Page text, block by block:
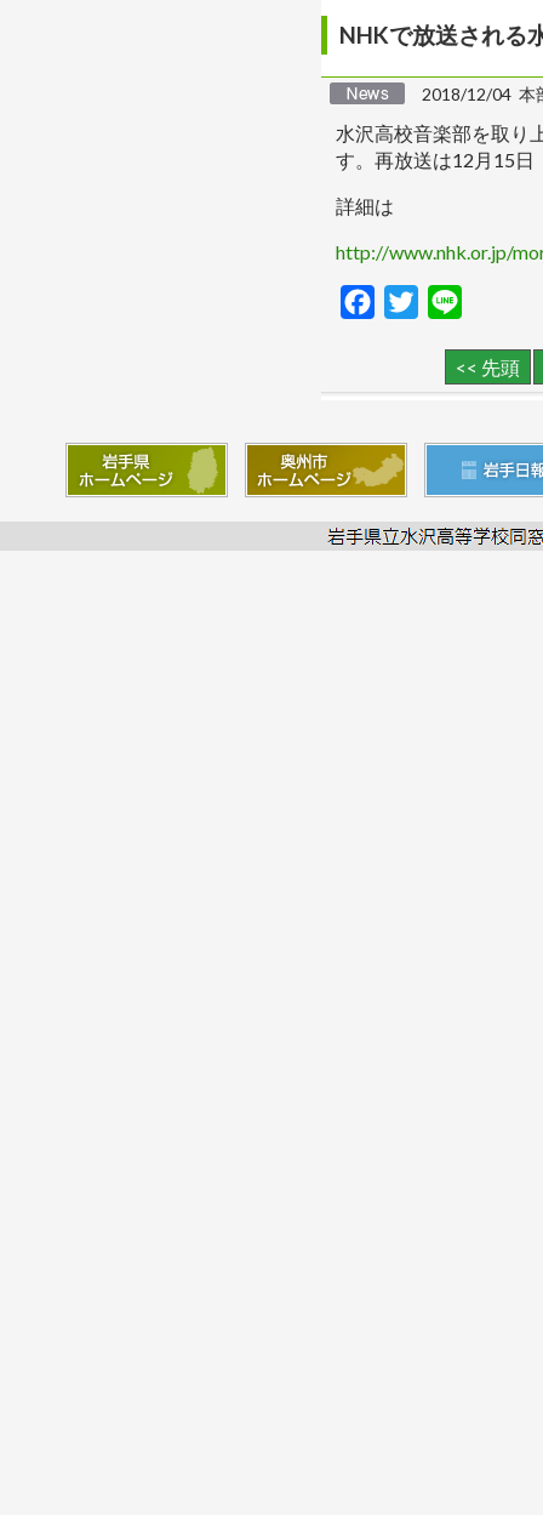
NHKで放送される
2018/12/04 本
水沢高校音楽部を取り
す。再放送は12月15日
詳細は
http://www.nhk.or.jp/
b
o
o
k
t
r
n
<< 先頭